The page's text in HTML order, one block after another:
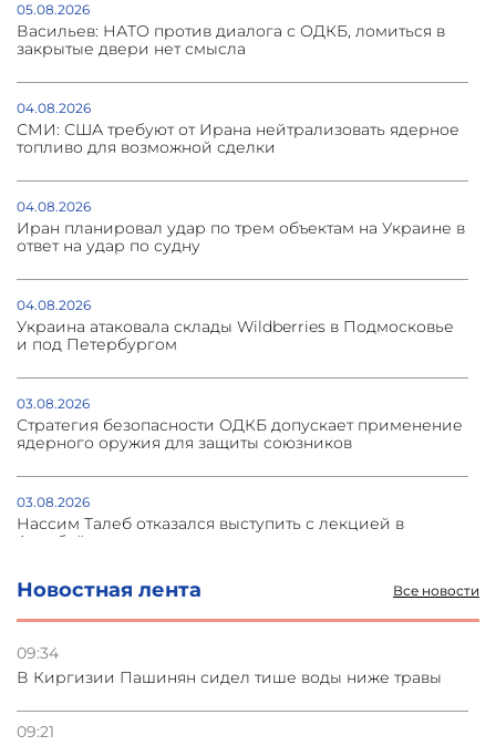
Новостная лента Все новости
09:34
В Киргизии Пашинян сидел тише воды ниже травы
09:21
05.08.2026
Васильев: НАТО против диалога с ОДКБ, ломиться в
закрытые двери нет смысла
04.08.2026
СМИ: США требуют от Ирана нейтрализовать ядерное
топливо для возможной сделки
04.08.2026
Иран планировал удар по трем объектам на Украине в
ответ на удар по судну
04.08.2026
Украина атаковала склады Wildberries в Подмосковье
и под Петербургом
03.08.2026
Стратегия безопасности ОДКБ допускает применение
ядерного оружия для защиты союзников
03.08.2026
Нассим Талеб отказался выступить с лекцией в
Азербайджане
31.07.2026
Сотрудничество и очереди – детали визита главы
вызовы – минэкономики Грузии